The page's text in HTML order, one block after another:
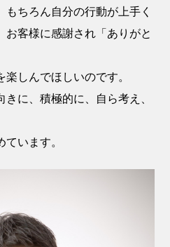
ちろん自分の行動が上手く
お客様に感謝され「ありがと
しんでほしいのです。
に、積極的に、自ら考え、
います。